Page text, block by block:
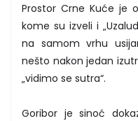
Prostor Crne Kuće je
kome su izveli i
na samom vrhu
nešto nakon jedan
„vidimo se sutra“.
Goribor je sinoć